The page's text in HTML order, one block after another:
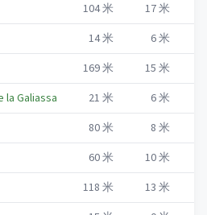
104米 17米
14米 6米
169米 15 米
la Galiassa
21 米 6米
80米 8 米
60米 10米
118 米 13 米